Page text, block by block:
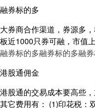
融券标的多
大券商合作渠道，券源多
板近1000只券可融，市值
融券标的多融券标的多融
港股通佣金
港股通的交易成本要高些
其它费用有： (1)印花税：